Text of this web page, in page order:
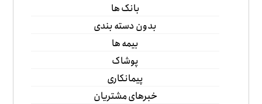
بانک ها
بدون دسته بندی
بیمه ها
پوشاک
پیمانکاری
خبرهای مشتریان